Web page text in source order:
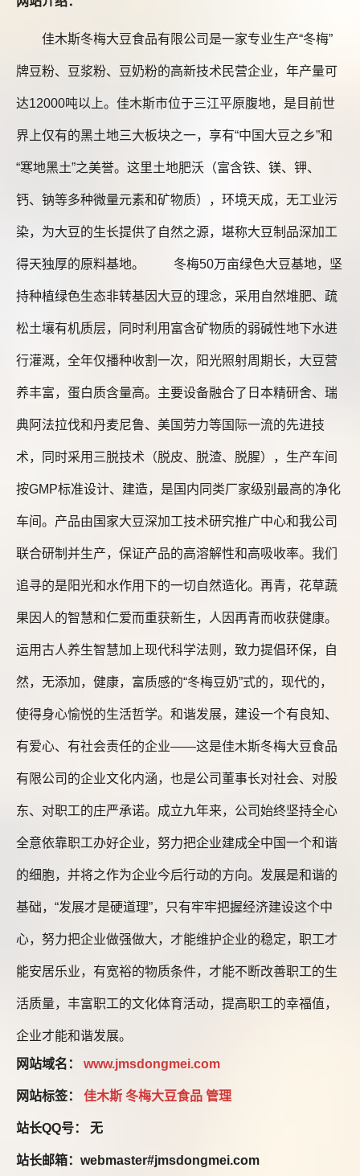
佳木斯冬梅大豆食品有限公司是一家专业生产“冬梅”
牌豆粉、豆浆粉、豆奶粉的高新技术民营企业，年产量可
达12000吨以上。佳木斯市位于三江平原腹地，是目前世
界上仅有的黑土地三大板块之一，享有“中国大豆之乡”和
“寒地黑土”之美誉。这里土地肥沃（富含铁、镁、钾、
钙、钠等多种微量元素和矿物质），环境天成，无工业污
染，为大豆的生长提供了自然之源，堪称大豆制品深加工
得天独厚的原料基地。 冬梅50万亩绿色大豆基地，坚
持种植绿色生态非转基因大豆的理念，采用自然堆肥、疏
松土壤有机质层，同时利用富含矿物质的弱碱性地下水进
行灌溉，全年仅播种收割一次，阳光照射周期长，大豆营
养丰富，蛋白质含量高。主要设备融合了日本精研舍、瑞
典阿法拉伐和丹麦尼鲁、美国劳力等国际一流的先进技
术，同时采用三脱技术（脱皮、脱渣、脱腥），生产车间
按GMP标准设计、建造，是国内同类厂家级别最高的净化
车间。产品由国家大豆深加工技术研究推广中心和我公司
联合研制并生产，保证产品的高溶解性和高吸收率。我们
追寻的是阳光和水作用下的一切自然造化。再青，花草蔬
果因人的智慧和仁爱而重获新生，人因再青而收获健康。
运用古人养生智慧加上现代科学法则，致力提倡环保，自
然，无添加，健康，富质感的“冬梅豆奶”式的，现代的，
使得身心愉悦的生活哲学。和谐发展，建设一个有良知、
有爱心、有社会责任的企业——这是佳木斯冬梅大豆食品
有限公司的企业文化内涵，也是公司董事长对社会、对股
东、对职工的庄严承诺。成立九年来，公司始终坚持全心
全意依靠职工办好企业，努力把企业建成全中国一个和谐
的细胞，并将之作为企业今后行动的方向。发展是和谐的
基础，“发展才是硬道理”，只有牢牢把握经济建设这个中
心，努力把企业做强做大，才能维护企业的稳定，职工才
能安居乐业，有宽裕的物质条件，才能不断改善职工的生
活质量，丰富职工的文化体育活动，提高职工的幸福值，
企业才能和谐发展。
网站域名： www.jmsdongmei.com
网站标签： 佳木斯 冬梅大豆食品 管理
站长QQ号： 无
站长邮箱：webmaster#jmsdongmei.com